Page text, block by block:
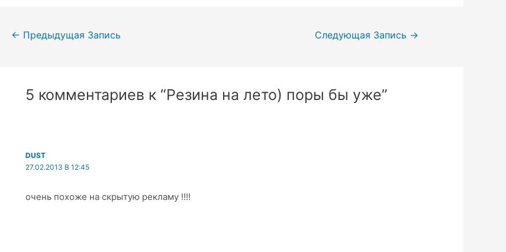
Навигация
← Предыдущая Запись Следующая Запись →
5 комментариев к “Резина на лето) поры бы уже”
DUSТ
27.02.2013 В 12:45
очень похоже на скрытую рекламу !!!!